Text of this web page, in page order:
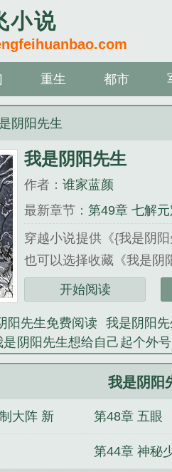
小说
重生 都市
阴阳先生
我是阴阳先生
作者：谁家蓝颜
最新章节：第49章 七解
穿越小说提供《{我是阴
也可以选择收藏《我是阴
《我是阴阳先生》是谁家
开始阅读
阳先生免费阅读 我是阴阳
是阴阳先生想给自己起个外号
是阴阳先生百度 我是阴阳先
盗墓之我可以长生
生不老
我是阴阳
大阵 新 第48章 五眼
第44章 神秘